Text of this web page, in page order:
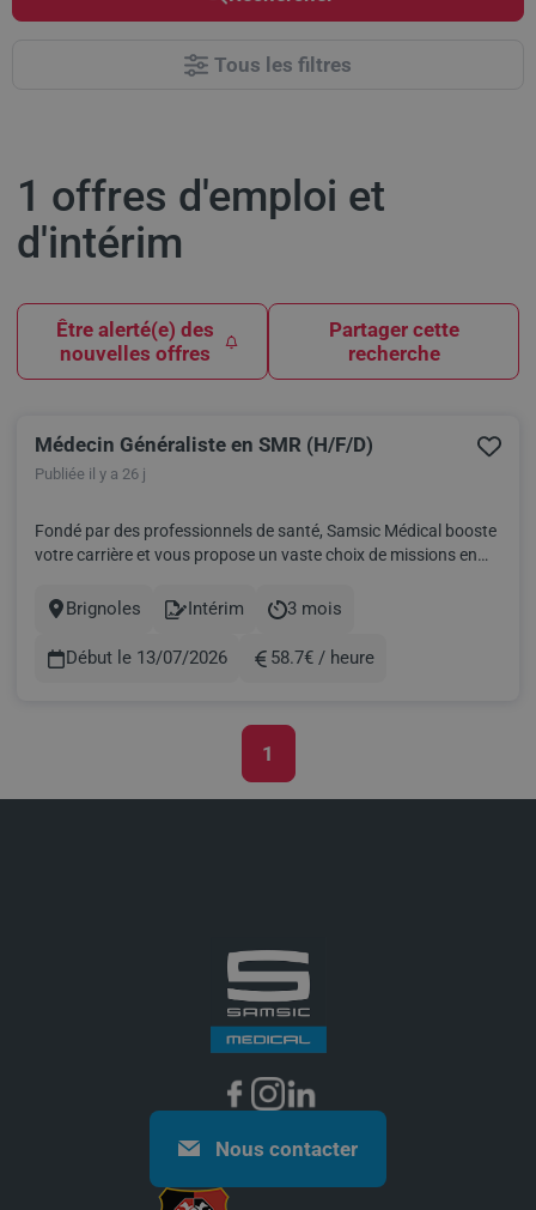
Tous les filtres
1 offres d'emploi et
d'intérim
Être alerté(e) des
nouvelles offres
Partager cette
recherche
Results
Médecin Généraliste en SMR (H/F/D)
Publiée il y a 26 j
Fondé par des professionnels de santé, Samsic Médical booste
votre carrière et vous propose un vaste choix de missions en
challenge professionnel selon vos compétences et vos envies!
Ville
Brignoles
Contract
Intérim
Durée
3 mois
Début le 13/07/2026
Rémunération
58.7€ / heure
1
Nous contacter